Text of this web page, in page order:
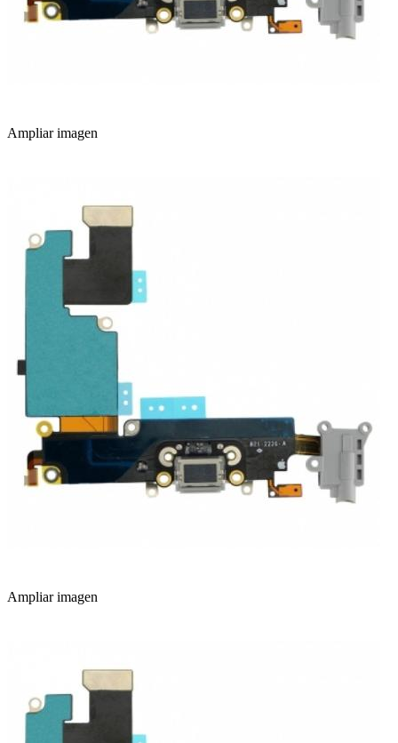
Ampliar imagen
Ampliar imagen